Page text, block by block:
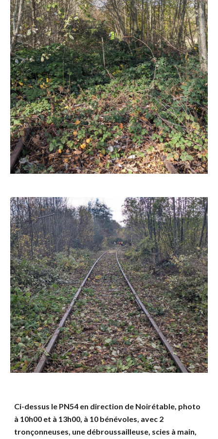
Ci-dessus le PN54 en direction de Noirétable, photo
à 10h00 et à 13h00, à 10 bénévoles, avec 2
tronçonneuses, une débroussailleuse, scies à main,